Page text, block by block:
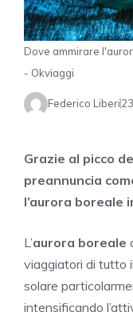
Dove ammirare
- Okviaggi
Federico Liberi
Grazie al picco
preannuncia
l’aurora boreale
L’aurora boreale
viaggiatori di tutto
solare
intensificando